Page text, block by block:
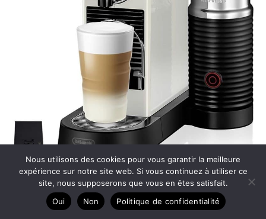
Nous utilisons des cookies pour vous garantir la meilleure
expérience sur notre site web. Si vous continuez à utiliser ce
site, nous supposerons que vous en êtes satisfait.
Oui
Non Politique de confidentialité